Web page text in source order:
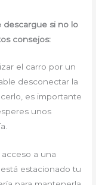
descargue si no lo
consejos:
el carro por un
desconectar la
es importante
unos
a una
estacionado tu